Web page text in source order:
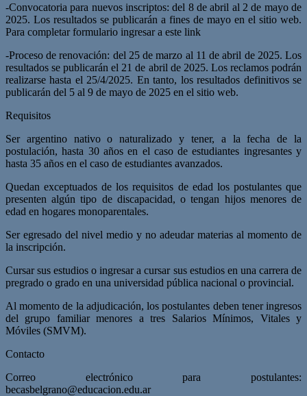
-Convocatoria para nuevos inscriptos: del 8 de abril al 2 de mayo de
2025. Los resultados se publicarán a fines de mayo en el sitio web.
Para completar formulario ingresar a este link
-Proceso de renovación: del 25 de marzo al 11 de abril de 2025. Los
resultados se publicarán el 21 de abril de 2025. Los reclamos podrán
realizarse hasta el 25/4/2025. En tanto, los resultados definitivos se
publicarán del 5 al 9 de mayo de 2025 en el sitio web.
Requisitos
Ser argentino nativo o naturalizado y tener, a la fecha de la
postulación, hasta 30 años en el caso de estudiantes ingresantes y
hasta 35 años en el caso de estudiantes avanzados.
Quedan exceptuados de los requisitos de edad los postulantes que
presenten algún tipo de discapacidad, o tengan hijos menores de
edad en hogares monoparentales.
Ser egresado del nivel medio y no adeudar materias al momento de
la inscripción.
Cursar sus estudios o ingresar a cursar sus estudios en una carrera de
pregrado o grado en una universidad pública nacional o provincial.
Al momento de la adjudicación, los postulantes deben tener ingresos
del grupo familiar menores a tres Salarios Mínimos, Vitales y
Móviles (SMVM).
Contacto
Correo electrónico para postulantes:
becasbelgrano@educacion.edu.ar